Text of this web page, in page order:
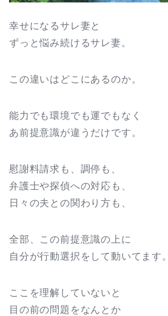
幸せになるサレ妻と
ずっと悩み続けるサレ妻。
この違いはどこにあるのか。
能力でも環境でも運でもなく
あ前提意識が違うだけです。
慰謝料請求も、調停も、
弁護士や探偵への対応も、
日々の夫との関わり方も、
全部、この前提意識の上に
自分が行動選択をして動いてます。
ここを理解していないと
目の前の問題をなんとか